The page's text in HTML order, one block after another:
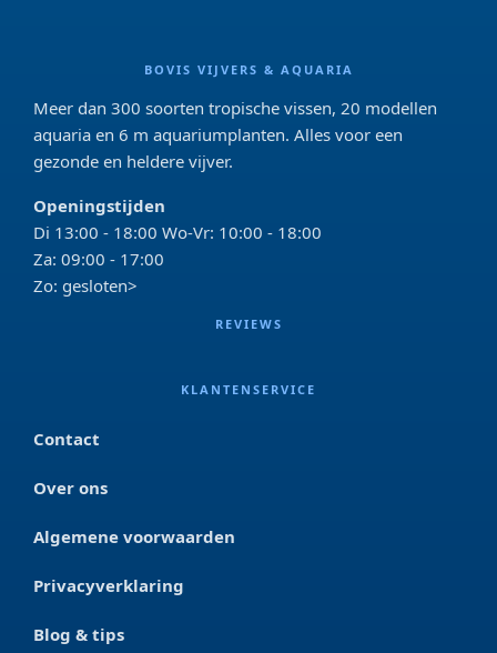
BOVIS VIJVERS & AQUARIA
Meer dan 300 soorten tropische vissen, 20 modellen
aquaria en 6 m aquariumplanten. Alles voor een
gezonde en heldere vijver.
Openingstijden
Di 13:00 - 18:00 Wo-Vr: 10:00 - 18:00
Za: 09:00 - 17:00
Zo: gesloten>
REVIEWS
KLANTENSERVICE
Contact
Over ons
Algemene voorwaarden
Privacyverklaring
Blog & tips